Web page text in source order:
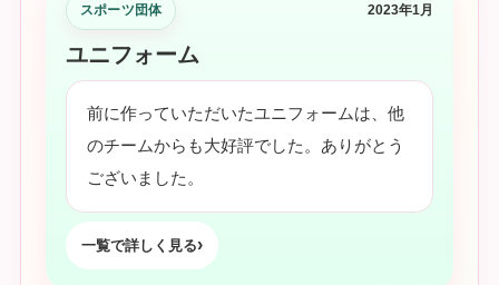
スポーツ団体 2023年1月
ユニフォーム
前に作っていただいたユニフォームは、他
のチームからも大好評でした。ありがとう
ございました。
一覧で詳しく見る